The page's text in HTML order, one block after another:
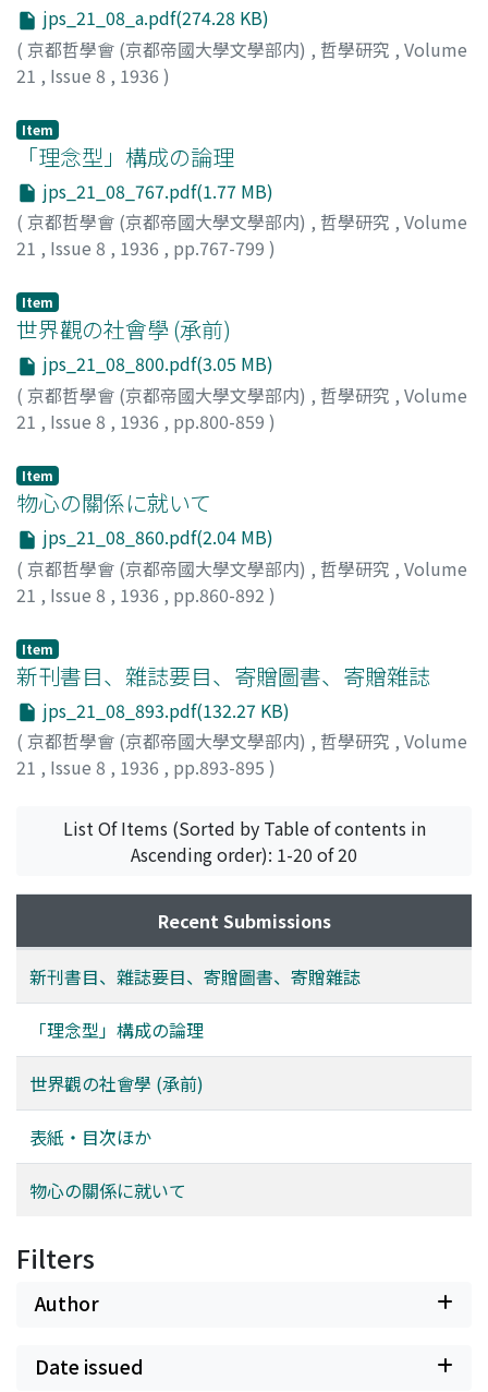
jps_21_08_a.pdf(274.28 KB)
( 京都哲學會 (京都帝國大學文學部内) , 哲學研究 , Volume
21 , Issue 8 , 1936 )
Item
「理念型」構成の論理
jps_21_08_767.pdf(1.77 MB)
( 京都哲學會 (京都帝國大學文學部内) , 哲學研究 , Volume
21 , Issue 8 , 1936 , pp.767-799 )
Item
世界觀の社會學 (承前)
jps_21_08_800.pdf(3.05 MB)
( 京都哲學會 (京都帝國大學文學部内) , 哲學研究 , Volume
21 , Issue 8 , 1936 , pp.800-859 )
Item
物心の關係に就いて
jps_21_08_860.pdf(2.04 MB)
( 京都哲學會 (京都帝國大學文學部内) , 哲學研究 , Volume
21 , Issue 8 , 1936 , pp.860-892 )
Item
新刊書目、雜誌要目、寄贈圖書、寄贈雜誌
jps_21_08_893.pdf(132.27 KB)
( 京都哲學會 (京都帝國大學文學部内) , 哲學研究 , Volume
21 , Issue 8 , 1936 , pp.893-895 )
List Of Items (Sorted by Table of contents in
Ascending order): 1-20 of 20
Recent Submissions
新刊書目、雜誌要目、寄贈圖書、寄贈雜誌
「理念型」構成の論理
世界觀の社會學 (承前)
表紙・目次ほか
物心の關係に就いて
Filters
Author
Date issued